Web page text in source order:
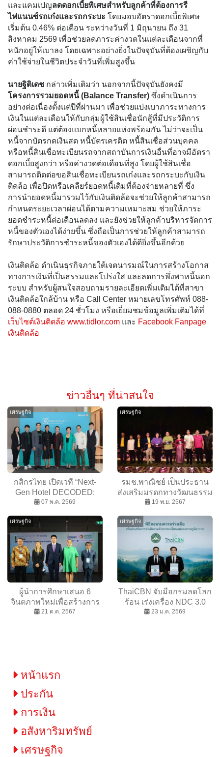
และแคมเปญลดดอกเบี้ยพิเศษสำหรับลูกค้าที่ต้องการรี
ไฟแนนซ์รถเก๋งและรถกระบะ โดยมอบอัตราดอกเบี้ยพิเศษ
เริ่มต้น 0.46% ต่อเดือน ระหว่างวันที่ 1 มิถุนายน ถึง 31
สิงหาคม 2569 เพื่อช่วยลดภาระค่างวดในแต่ละเดือนจากที่
หนักอยู่ให้เบาลง โดยเฉพาะอย่างยิ่งในปัจจุบันที่ต้องเผชิญกับ
ค่าใช้จ่ายในชีวิตประจำวันที่เพิ่มสูงขึ้น
นายฐิติเดช กล่าวเพิ่มเติมว่า นอกจากนี้ปัจจุบันยังคงมี
โครงการรวมยอดหนี้ (Balance Transfer) ซึ่งดำเนินการ
อย่างต่อเนื่องตั้งแต่ปีที่ผ่านมา เพื่อช่วยแบ่งเบาภาระทางการ
เงินในแต่ละเดือนให้กับกลุ่มผู้ใช้สินเชื่อนักสู้ที่มีประวัติการ
ผ่อนชำระดี แต่ต้องแบกหนี้หลายแห่งพร้อมกัน ไม่ว่าจะเป็น
หนี้จากบัตรกดเงินสด หนี้บัตรเครดิต หนี้สินเชื่อส่วนบุคคล
หรือหนี้สินเชื่อทะเบียนรถจากสถาบันการเงินอื่นที่อาจมีอัตรา
ดอกเบี้ยสูงกว่า หรือค่างวดต่อเดือนที่สูง โดยผู้ใช้สินเชื่อ
สามารถติดต่อขอสินเชื่อทะเบียนรถเก๋งและรถกระบะกับเงิน
ติดล้อ เพื่อปิดหรือเคลียร์ยอดหนี้เดิมที่ต้องจ่ายหลายที่ ซึ่ง
การนำยอดหนี้มารวมไว้กับเงินติดล้อจะช่วยให้ลูกค้าสามารถ
กำหนดระยะเวลาผ่อนได้ตามความเหมาะสม ช่วยให้ภาระ
ยอดชำระหนี้ต่อเดือนลดลง และยังช่วยให้ลูกค้าบริหารจัดการ
หนี้ของตัวเองได้ง่ายขึ้น ซึ่งถือเป็นการช่วยให้ลูกค้าสามารถ
รักษาประวัติการชำระหนี้ของตัวเองได้ดียิ่งขึ้นอีกด้วย
เงินติดล้อ ดำเนินธุรกิจภายใต้เจตนารมณ์ในการสร้างโอกาส
ทางการเงินที่เป็นธรรมและโปร่งใส และลดการพึ่งพาหนี้นอก
ระบบ สำหรับผู้สนใจสอบถามรายละเอียดเพิ่มเติมได้ที่สาขา
เงินติดล้อใกล้บ้าน หรือ Call Center หมายเลขโทรศัพท์ 088-
088-0880 ตลอด 24 ชั่วโมง หรือเยี่ยมชมข้อมูลเพิ่มเติมได้ที่
เว็บไซต์เงินติดล้อ www.tidlor.com และ Facebook Fanpage
เงินติดล้อ
ข่าวอื่นๆ ที่น่าสนใจ
เศรษฐกิจ
กสิกรไทย เปิดเวที “Next-
Gen Hotel DECODED:
Unlocking 2026” ชี้แนวโน้ม
ปรับรับเศรษฐกิจผันผวน
เทคโนโลยี และความยั่งยืน
07 พ.ค. 2569
เศรษฐกิจ
รมช.พาณิชย์ เป็นประธาน
ส่งเสริมมรดกทางวัฒนธรรม
จ.สมุทรสงคราม “ประเพณี
รนแปรอักษรส่งเสริมการ
ท่องเที่ยว
19 พ.ย. 2567
เศรษฐกิจ
ผู้นำการศึกษาเสนอ 6
จินตภาพใหม่เพื่อสร้างการ
เรียนรู้ตลอดชีวิตแก่เยาวชน
21 ต.ค. 2567
เศรษฐกิจ
ThaiCBN จับมือกรมลดโลก
ร้อน เร่งเครื่อง NDC 3.0
เดินหน้ายกระดับเครือข่าย
23 ม.ค. 2569
หน้าแรก
ประกัน
การเงิน
อสังหาริมทรัพย์
เศรษฐกิจ